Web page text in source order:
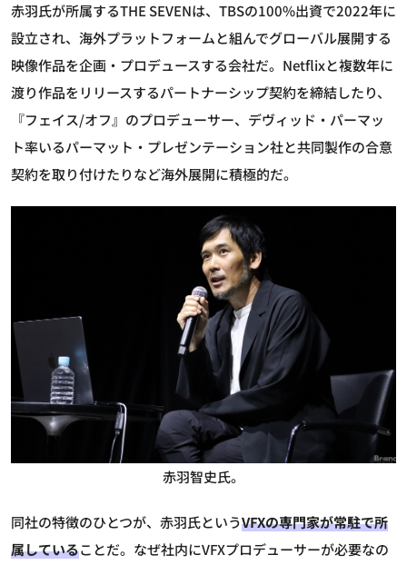
赤羽氏が所属するTHE SEVENは、TBSの100%出資で2022年に
設立され、海外プラットフォームと組んでグローバル展開する
映像作品を企画・プロデュースする会社だ。Netflixと複数年に
渡り作品をリリースするパートナーシップ契約を締結したり、
『フェイス/オフ』のプロデューサー、デヴィッド・パーマッ
ト率いるパーマット・プレゼンテーション社と共同製作の合意
契約を取り付けたりなど海外展開に積極的だ。
赤羽智史氏。
同社の特徴のひとつが、赤羽氏というVFXの専門家が常駐で所
属していることだ。なぜ社内にVFXプロデューサーが必要なの